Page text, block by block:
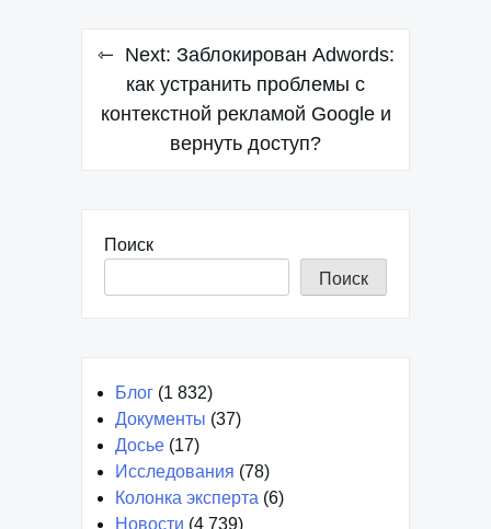
Навигация
записям
Next: Заблокирован Adwords:
как устранить проблемы с
контекстной рекламой Google и
вернуть доступ?
Поиск
Поиск
Блог (1 832)
Документы (37)
Досье (17)
Исследования (78)
Колонка эксперта (6)
Новости (4 739)